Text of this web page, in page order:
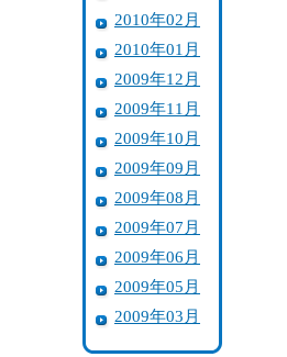
2010年02月
2010年01月
2009年12月
2009年11月
2009年10月
2009年09月
2009年08月
2009年07月
2009年06月
2009年05月
2009年03月